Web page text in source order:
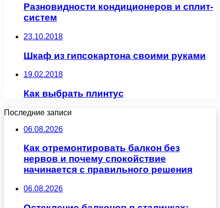
Разновидности кондиционеров и сплит-
систем
23.10.2018
Шкаф из гипсокартона своими руками
19.02.2018
Как выбрать плинтус
Последние записи
06.08.2026
Как отремонтировать балкон без
нервов и почему спокойствие
начинается с правильного решения
06.08.2026